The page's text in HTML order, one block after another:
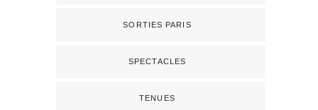
SORTIES PARIS
SPECTACLES
TENUES